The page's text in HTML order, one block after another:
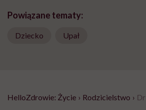
Powiązane tematy:
Dziecko Upał
HelloZdrowie: Życie › Rodzicielstwo ›